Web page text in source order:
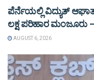
ಪೆರ್ನೆಯಲ್ಲಿ ವಿದ್ಯುತ್
ಲಕ್ಷ ಪರಿಹಾರ ಮಂಜೂರು
AUGUST 6, 2026